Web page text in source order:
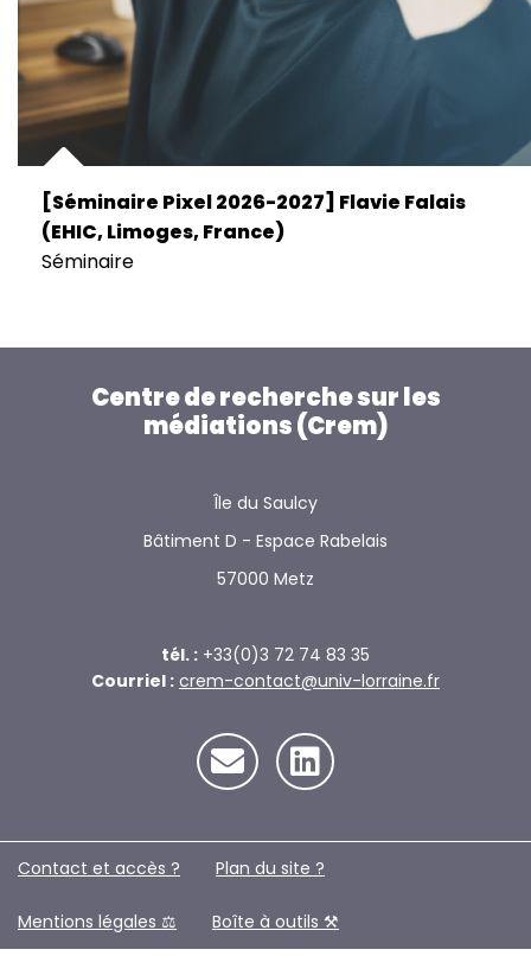
[Séminaire Pixel 2026-2027] Flavie Falais
(EHIC, Limoges, France)
Séminaire
Centre de recherche sur les
médiations (Crem)
Île du Saulcy
Bâtiment D - Espace Rabelais
57000 Metz
tél. : +33(0)3 72 74 83 35
Courriel : crem-contact@univ-lorraine.fr
Contact et accès ? Plan du site ?️
Mentions légales ⚖️ Boîte à outils ⚒️